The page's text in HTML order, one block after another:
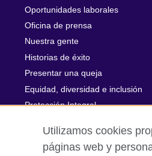
Oportunidades laborales
Oficina de prensa
Nuestra gente
Historias de éxito
Presentar una queja
Equidad, diversidad e inclusión
Protección Integral
Utilizamos cookies
páginas web y